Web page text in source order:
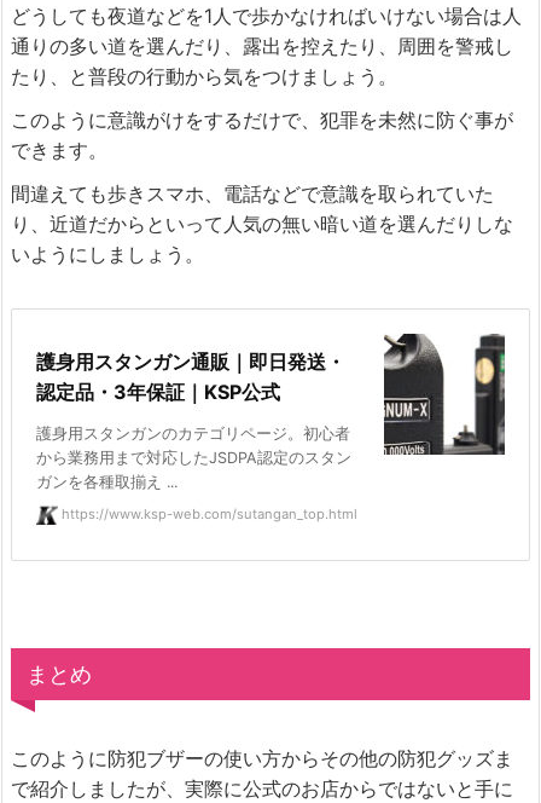
どうしても夜道などを1人で歩かなければいけない場合は人
通りの多い道を選んだり、露出を控えたり、周囲を警戒し
たり、と普段の行動から気をつけましょう。
このように意識がけをするだけで、犯罪を未然に防ぐ事が
できます。
間違えても歩きスマホ、電話などで意識を取られていた
り、近道だからといって人気の無い暗い道を選んだりしな
いようにしましょう。
護身用スタンガン通販｜即日発送・
認定品・3年保証｜KSP公式
護身用スタンガンのカテゴリページ。初心者
から業務用まで対応したJSDPA認定のスタン
ガンを各種取揃え ...
https://www.ksp-web.com/sutangan_top.html
まとめ
このように防犯ブザーの使い方からその他の防犯グッズま
で紹介しましたが、実際に公式のお店からではないと手に